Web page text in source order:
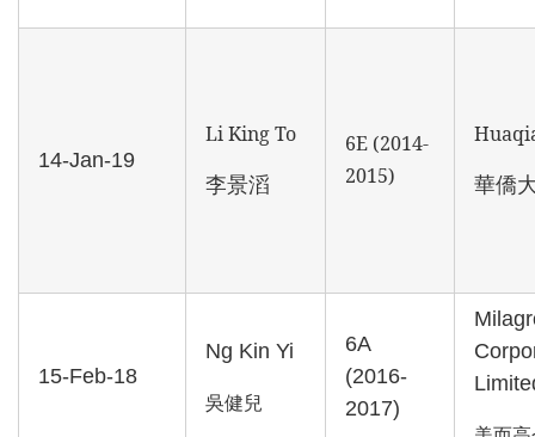
14-Jan-19
Li King To
李景滔
6E (2014-
2015)
華僑
15-Feb-18
Ng Kin Yi
吳健兒
6A
(2016-
2017)